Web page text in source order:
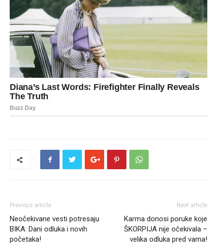
Previous article
Neočekivane vesti potresaju
BIKA: Dani odluka i novih
početaka!
Next article
Karma donosi poruke koje
ŠKORPIJA nije očekivala –
velika odluka pred vama!